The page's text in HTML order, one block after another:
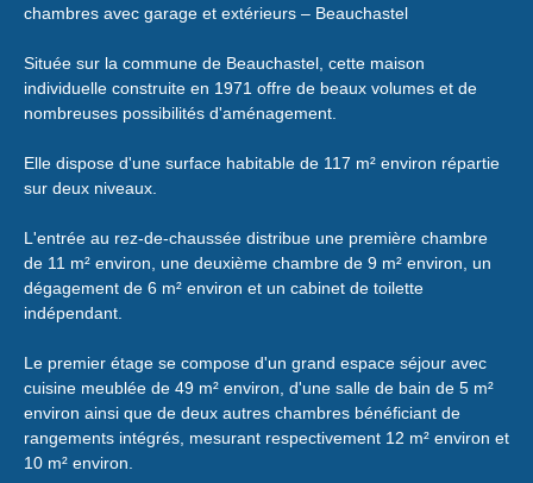
chambres avec garage et extérieurs – Beauchastel
Située sur la commune de Beauchastel, cette maison
individuelle construite en 1971 offre de beaux volumes et de
nombreuses possibilités d'aménagement.
Elle dispose d'une surface habitable de 117 m² environ répartie
sur deux niveaux.
L'entrée au rez-de-chaussée distribue une première chambre
de 11 m² environ, une deuxième chambre de 9 m² environ, un
dégagement de 6 m² environ et un cabinet de toilette
indépendant.
Le premier étage se compose d'un grand espace séjour avec
cuisine meublée de 49 m² environ, d'une salle de bain de 5 m²
environ ainsi que de deux autres chambres bénéficiant de
rangements intégrés, mesurant respectivement 12 m² environ et
10 m² environ.